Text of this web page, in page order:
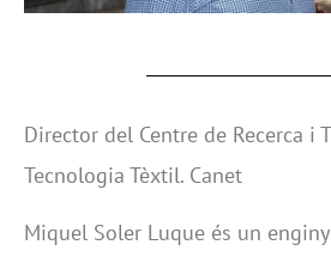
Director del Centre de Recerca i
Tecnologia Tèxtil. Canet
Miquel Soler Luque és un